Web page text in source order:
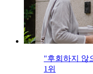
"후회하지 않
1위